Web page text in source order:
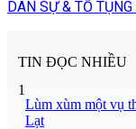
DÂN SỰ & TỐ
TIN ĐỌC NHIỀU
1
Lùm xùm một vụ
Lạt